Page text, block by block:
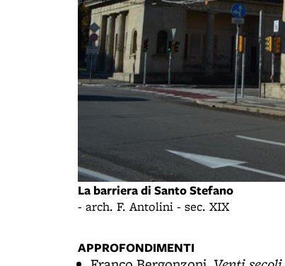
La barriera di Santo Stefano
- arch. F. Antolini - sec. XIX
APPROFONDIMENTI